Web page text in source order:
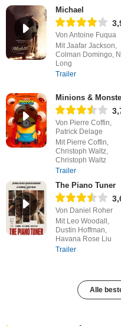
Michael
Von Antoine Fuqua
Mit Jaafar Jackson,
Colman Domingo,
Long
Trailer
Minions &
Von Pierre Coffin,
Patrick Delage
Mit Pierre Coffin,
Christoph Waltz,
Christoph Waltz
Trailer
The Piano Tuner
Von Daniel Roher
Mit Leo Woodall,
Dustin Hoffman,
Havana Rose Liu
Trailer
Alle